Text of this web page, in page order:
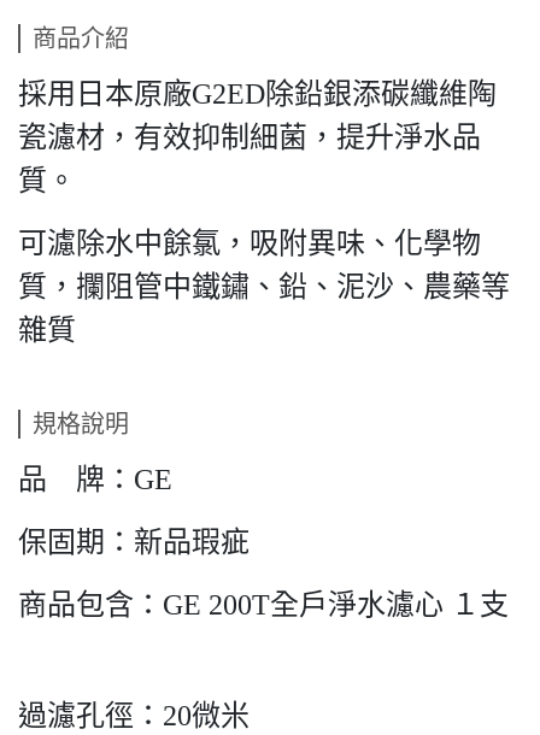
商品介紹
採用日本原廠G2ED除鉛銀添碳纖維陶
瓷濾材，有效抑制細菌，提升淨水品
質。
可濾除水中餘氯，吸附異味、化學物
質，攔阻管中鐵鏽、鉛、泥沙、農藥等
雜質
規格說明
品 牌：GE
保固期：新品瑕疵
商品包含：GE 200T全戶淨水濾心 １支
過濾孔徑：20微米